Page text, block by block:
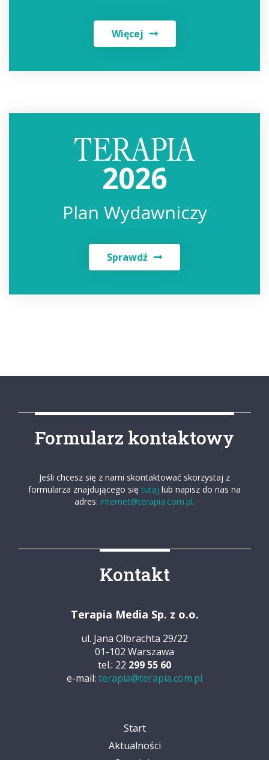
Więcej
2026
Plan Wydawniczy
Sprawdź
Formularz kontaktowy
Jeśli chcesz się z nami skontaktować skorzystaj z
formularza znajdującego się tutaj lub napisz do nas na
adres: internet@terapia.com.pl.
Kontakt
Terapia Media Sp. z o.o.
ul. Jana Olbrachta 29/22
01-102 Warszawa
tel.: 22 299 55 60
e-mail: terapia@terapia.com.pl
Start
Aktualności